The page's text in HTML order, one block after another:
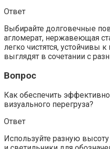
Ответ
Выбирайте долговечные
агломерат, нержавеющая
легко чистятся, устойчивы
выглядят в сочетании с
Вопрос
Как обеспечить
визуального перегруза?
Ответ
Используйте разную